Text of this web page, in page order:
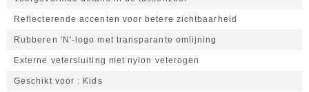
Reflecterende accenten voor betere zichtbaarheid
Rubberen 'N'-logo met transparante omlijning
Externe vetersluiting met nylon veterogen
Geschikt voor Kids